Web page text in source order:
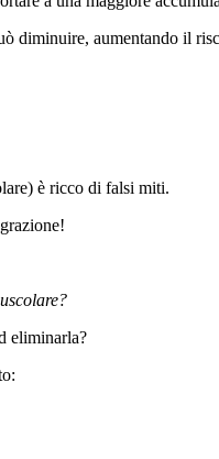
diminuire, aumentando il
è ricco di falsi miti.
eliminarla?